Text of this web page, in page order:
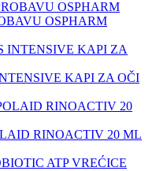
OSPHARM
KAPI ZA OČI
RINOACTIV 20 ML